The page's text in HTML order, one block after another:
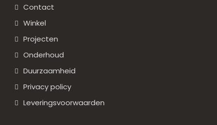
Contact
Winkel
Projecten
Onderhoud
Duurzaamheid
Privacy policy
Leveringsvoorwaarden